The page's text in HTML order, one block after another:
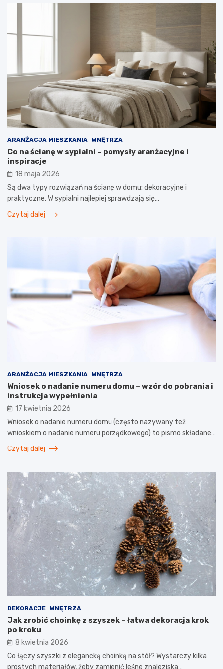
ARANŻACJA MIESZKANIA WNĘTRZA
Co na ścianę w sypialni – pomysły aranżacyjne i
inspiracje
18 maja 2026
Są dwa typy rozwiązań na ścianę w domu: dekoracyjne i
praktyczne. W sypialni najlepiej sprawdzają się…
Czytaj dalej
ARANŻACJA MIESZKANIA WNĘTRZA
Wniosek o nadanie numeru domu – wzór do pobrania i
instrukcja wypełnienia
17 kwietnia 2026
Wniosek o nadanie numeru domu (często nazywany też
wnioskiem o nadanie numeru porządkowego) to pismo składane…
Czytaj dalej
DEKORACJE WNĘTRZA
Jak zrobić choinkę z szyszek – łatwa dekoracja krok
po kroku
8 kwietnia 2026
Co łączy szyszki z elegancką choinką na stół? Wystarczy kilka
prostych materiałów, żeby zamienić leśne znaleziska…